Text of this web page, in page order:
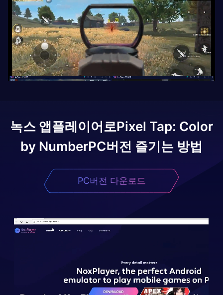
녹스 앱플레이어로Pixel Tap: Color
by NumberPC버전 즐기는 방법
PC버전 다운로드